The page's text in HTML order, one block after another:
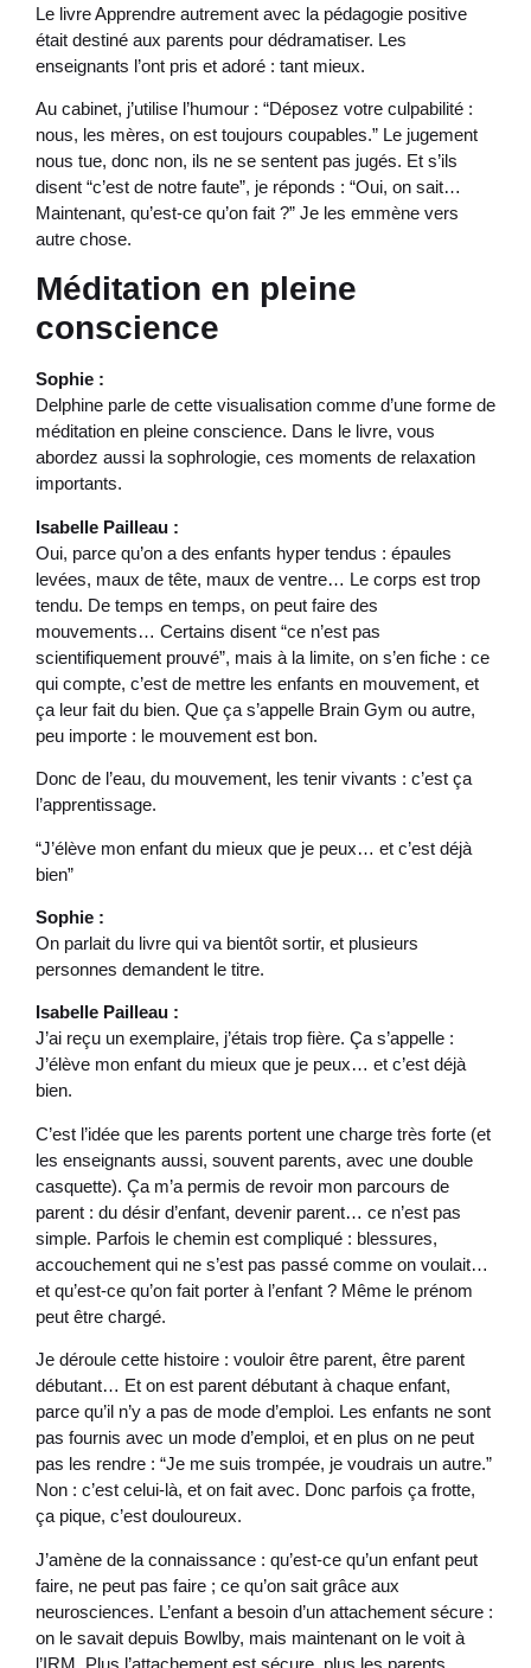
Le livre Apprendre autrement avec la pédagogie positive
était destiné aux parents pour dédramatiser. Les
enseignants l’ont pris et adoré : tant mieux.
Au cabinet, j’utilise l’humour : “Déposez votre culpabilité :
nous, les mères, on est toujours coupables.” Le jugement
nous tue, donc non, ils ne se sentent pas jugés. Et s’ils
disent “c’est de notre faute”, je réponds : “Oui, on sait…
Maintenant, qu’est-ce qu’on fait ?” Je les emmène vers
autre chose.
Méditation en pleine
conscience
Sophie :
Delphine parle de cette visualisation comme d’une forme de
méditation en pleine conscience. Dans le livre, vous
abordez aussi la sophrologie, ces moments de relaxation
importants.
Isabelle Pailleau :
Oui, parce qu’on a des enfants hyper tendus : épaules
levées, maux de tête, maux de ventre… Le corps est trop
tendu. De temps en temps, on peut faire des
mouvements… Certains disent “ce n’est pas
scientifiquement prouvé”, mais à la limite, on s’en fiche : ce
qui compte, c’est de mettre les enfants en mouvement, et
ça leur fait du bien. Que ça s’appelle Brain Gym ou autre,
peu importe : le mouvement est bon.
Donc de l’eau, du mouvement, les tenir vivants : c’est ça
l’apprentissage.
“J’élève mon enfant du mieux que je peux… et c’est déjà
bien”
Sophie :
On parlait du livre qui va bientôt sortir, et plusieurs
personnes demandent le titre.
Isabelle Pailleau :
J’ai reçu un exemplaire, j’étais trop fière. Ça s’appelle :
J’élève mon enfant du mieux que je peux… et c’est déjà
bien.
C’est l’idée que les parents portent une charge très forte (et
les enseignants aussi, souvent parents, avec une double
casquette). Ça m’a permis de revoir mon parcours de
parent : du désir d’enfant, devenir parent… ce n’est pas
simple. Parfois le chemin est compliqué : blessures,
accouchement qui ne s’est pas passé comme on voulait…
et qu’est-ce qu’on fait porter à l’enfant ? Même le prénom
peut être chargé.
Je déroule cette histoire : vouloir être parent, être parent
débutant… Et on est parent débutant à chaque enfant,
parce qu’il n’y a pas de mode d’emploi. Les enfants ne sont
pas fournis avec un mode d’emploi, et en plus on ne peut
pas les rendre : “Je me suis trompée, je voudrais un autre.”
Non : c’est celui-là, et on fait avec. Donc parfois ça frotte,
ça pique, c’est douloureux.
J’amène de la connaissance : qu’est-ce qu’un enfant peut
faire, ne peut pas faire ; ce qu’on sait grâce aux
neurosciences. L’enfant a besoin d’un attachement sécure :
on le savait depuis Bowlby, mais maintenant on le voit à
l’IRM. Plus l’attachement est sécure, plus les parents